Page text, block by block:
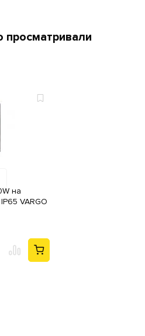
просматривали
на
VARGO